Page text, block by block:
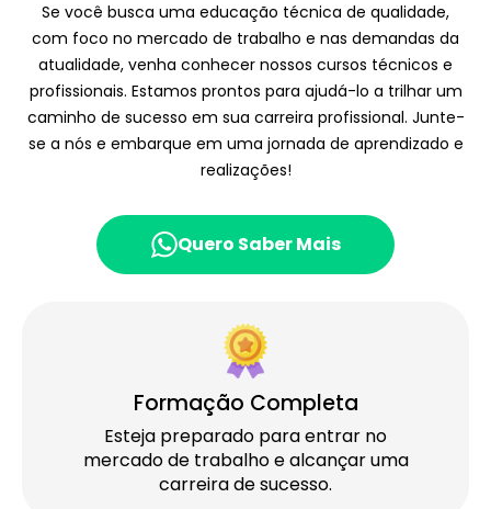
Se você busca uma educação técnica de qualidade,
com foco no mercado de trabalho e nas demandas da
atualidade, venha conhecer nossos cursos técnicos e
profissionais. Estamos prontos para ajudá-lo a trilhar um
caminho de sucesso em sua carreira profissional. Junte-
se a nós e embarque em uma jornada de aprendizado e
realizações!
Quero Saber Mais
Formação Completa
Esteja preparado para entrar no
mercado de trabalho e alcançar uma
carreira de sucesso.